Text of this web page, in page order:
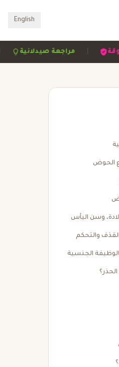
English
مراجعة | موثوقة
الحوض
وسن اليأس
والتحكم
الجنسية